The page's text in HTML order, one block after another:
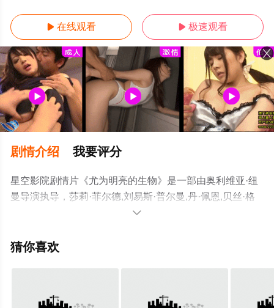
 在线观看  极速观看
剧情介绍 我要评分
星空影院剧情片《尤为明亮的生物》是一部由奥利维亚·纽
曼导演执导，莎莉·菲尔德,刘易斯·普尔曼,丹·佩恩,贝丝·格
兰特,科尔姆·米尼,劳拉·哈里斯,索菲亚·布莱克-德埃利亚,凯
斯·马萨勒,Brandon,McEwan,Emily,Giannozio,卡里姆·马尔

猜你喜欢